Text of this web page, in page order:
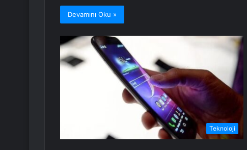
Devamını Oku »
Teknoloji